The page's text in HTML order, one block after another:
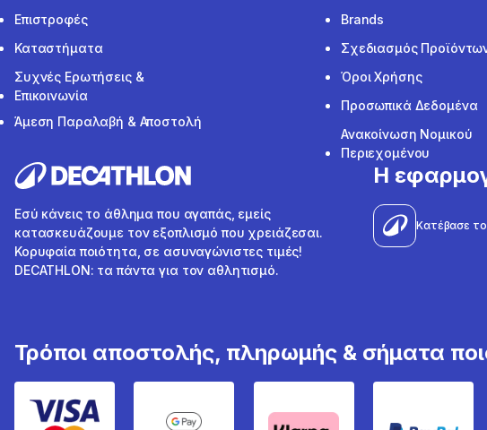
Επιστροφές
Καταστήματα
Συχνές Ερωτήσεις &
Επικοινωνία
Άμεση Παραλαβή & Αποστολή
Brands
Σχεδιασμός
Όροι Χρήσης
Προσωπικά Δεδομένα
Ανακοίνωση Νομικού
Περιεχομένου
Εσύ κάνεις το άθλημα που αγαπάς, εμείς
κατασκευάζουμε τον εξοπλισμό που χρειάζεσαι.
Κορυφαία ποιότητα, σε ασυναγώνιστες τιμές!
DECATHLON: τα πάντα για τον αθλητισμό.
Η
Κατέβασε
Τρόποι αποστολής, πληρωμής & σήματα